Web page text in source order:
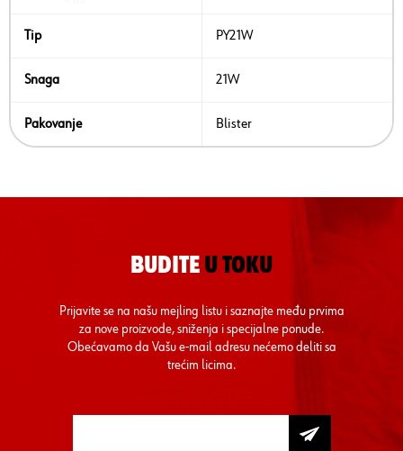
Tip PY21W
Snaga 21W
Pakovanje Blister
BUDITE U TOKU
Prijavite se na našu mejling listu i saznajte među prvima
za nove proizvode, sniženja i specijalne ponude.
Obećavamo da Vašu e-mail adresu nećemo deliti sa
trećim licima.